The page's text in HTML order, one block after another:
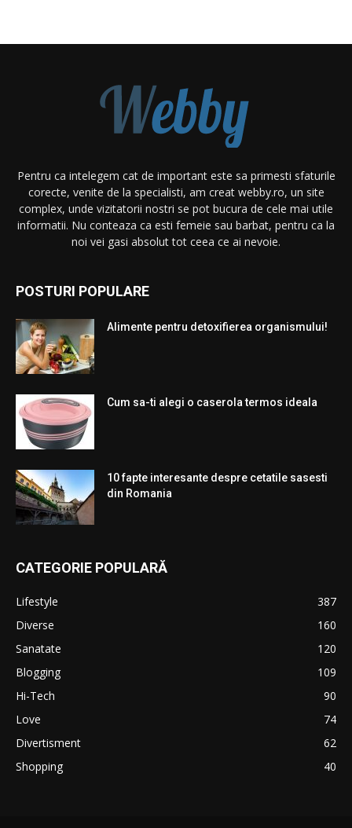
Pentru ca intelegem cat de important este sa primesti sfaturile
corecte, venite de la specialisti, am creat webby.ro, un site
complex, unde vizitatorii nostri se pot bucura de cele mai utile
informatii. Nu conteaza ca esti femeie sau barbat, pentru ca la
noi vei gasi absolut tot ceea ce ai nevoie.
POSTURI POPULARE
Alimente pentru detoxifierea organismului!
Cum sa-ti alegi o caserola termos ideala
10 fapte interesante despre cetatile sasesti
din Romania
CATEGORIE POPULARĂ
Lifestyle
387
Diverse
160
Sanatate
120
Blogging
109
Hi-Tech
90
Love
74
Divertisment
62
Shopping
40